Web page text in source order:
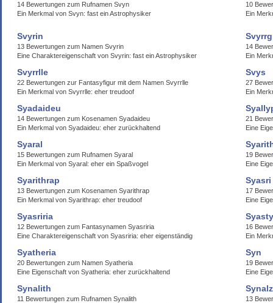
14 Bewertungen zum Rufnamen Svyn
Ein Merkmal von Svyn: fast ein Astrophysiker
10
Ein
Svyrin
13 Bewertungen zum Namen Svyrin
Eine Charaktereigenschaft von Svyrin: fast ein Astrophysiker
Svyrrg
14
Ein
Svyrrlle
22 Bewertungen zur Fantasyfigur mit dem Namen Svyrrlle
Ein Merkmal von Svyrrlle: eher treudoof
Svys
27
Ein
Syadaideu
14 Bewertungen zum Kosenamen Syadaideu
Ein Merkmal von Syadaideu: eher zurückhaltend
21
Eine
Syaral
15 Bewertungen zum Rufnamen Syaral
Ein Merkmal von Syaral: eher ein Spaßvogel
19
Eine
Syarithrap
13 Bewertungen zum Kosenamen Syarithrap
Ein Merkmal von Syarithrap: eher treudoof
Syasri
17
Eine
Syasriria
12 Bewertungen zum Fantasynamen Syasriria
Eine Charaktereigenschaft von Syasriria: eher eigenständig
16
Ein
Syatheria
20 Bewertungen zum Namen Syatheria
Eine Eigenschaft von Syatheria: eher zurückhaltend
Syn
19
Eine
Synalith
11 Bewertungen zum Rufnamen Synalith
13